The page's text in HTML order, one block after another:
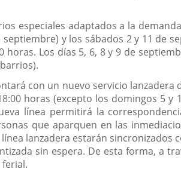
especiales adaptados a la
y los sábados 2 y 11 de
Los días 5, 6, 8 y 9 de
con un nuevo servicio
horas (excepto los domingos 5
línea permitirá la
que aparquen en las
lanzadera estarán
sin espera. De esta forma, a